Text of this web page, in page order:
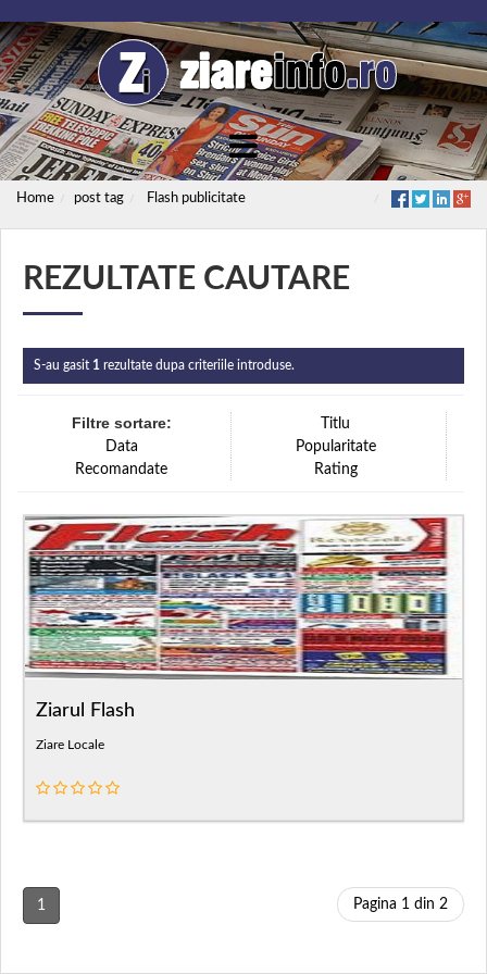
Home post tag Flash publicitate
REZULTATE CAUTARE
S-au gasit 1 rezultate dupa criteriile introduse.
Filtre sortare:
Titlu
Data
Popularitate
Recomandate
Rating
Ziarul Flash
Ziare Locale
1 Pagina 1 din 2